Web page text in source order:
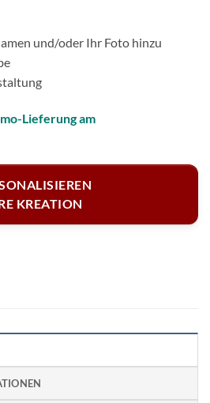
und/oder Ihr Foto hinzu
Lieferung am
KREATION